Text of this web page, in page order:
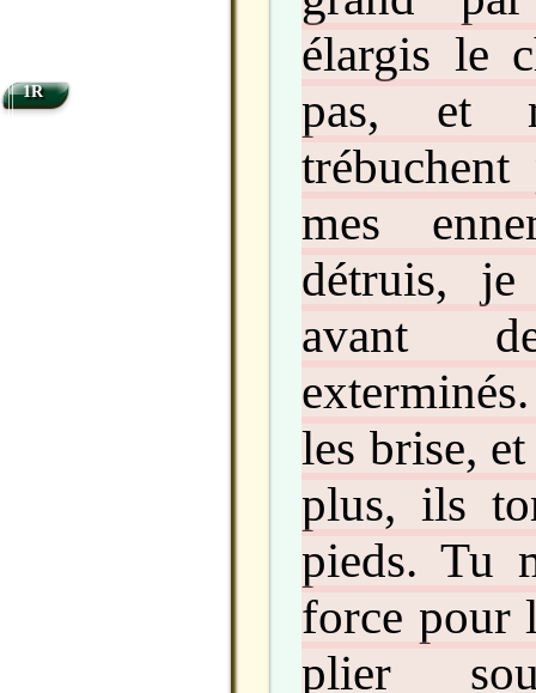
élargis le
pas, et
trébuchent
mes
détruis,
avant
les brise,
plus, ils
pieds. Tu
force pour
plier
1R